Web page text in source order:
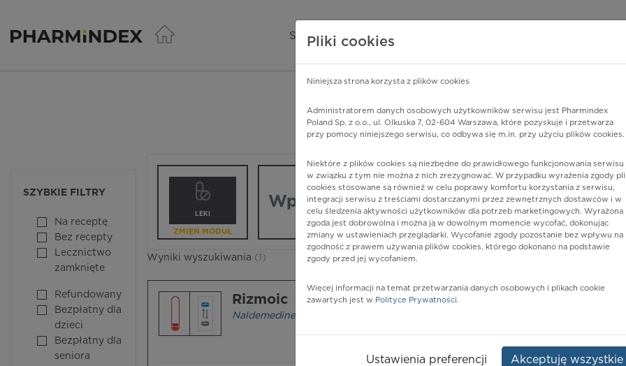
Pharmindex - lider wiedzy o lekach
SERWISY PHARMINDEX
SZYBKIE FILTRY
Na receptę
Bez recepty
Lecznictwo
zamknięte
Refundowany
Bezpłatny dla
dzieci
Bezpłatny dla
seniora
Pharmindex
lider wiedzy o lekach
LEKI
ZMIEŃ MODUŁ
Wpisz nazwę lub substancję czynną
Wyniki wyszukiwania (1)
Rizmoic
Naldemedine
Postać:tabl. powl.
Pliki cookies
Niniejsza strona korzysta z plików cookies
Administratorem danych osobowych użytkowników serwisu jest Pharmindex
Poland Sp. z o.o., ul. Olkuska 7, 02-604 Warszawa, które pozyskuje i przetwarza
przy pomocy niniejszego serwisu, co odbywa się m.in. przy użyciu plików cookies.
Niektóre z plików cookies są niezbędne do prawidłowego funkcjonowania serwisu
w związku z tym nie można z nich zrezygnować. W przypadku wyrażenia zgody
cookies stosowane są również w celu poprawy komfortu korzystania z serwisu,
integracji serwisu z treściami dostarczanymi przez zewnętrznych dostawców i w
celu śledzenia aktywności użytkowników dla potrzeb marketingowych. Wyrażona
zgoda jest dobrowolna i można ją w dowolnym momencie wycofać, dokonując
zmiany w ustawieniach przeglądarki. Wycofanie zgody pozostanie bez wpływu na
zgodność z prawem używania plików cookies, którego dokonano na podstawie
zgody przed jej wycofaniem.
Więcej informacji na temat przetwarzania danych osobowych i plikach cookie
zawartych jest w Polityce Prywatności.
Ustawienia preferencji Akceptuję wszystkie